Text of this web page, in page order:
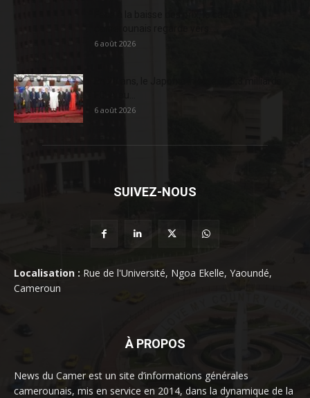
6 août 2026
6 août 2026
SUIVEZ-NOUS
Localisation : Rue de l'Université, Ngoa Ekelle, Yaoundé,
Cameroun
À PROPOS
News du Camer est un site d’informations générales
camerounais, mis en service en 2014, dans la dynamique de la